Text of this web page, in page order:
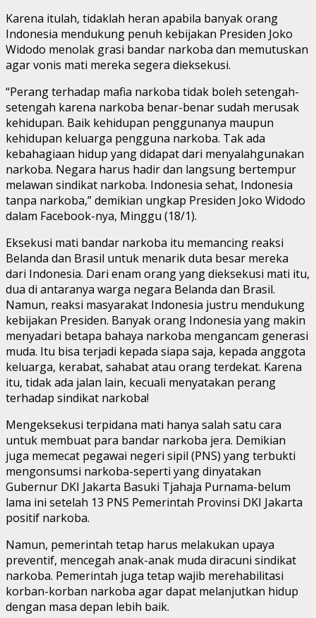
Karena itulah, tidaklah heran apabila banyak orang
Indonesia mendukung penuh kebijakan Presiden Joko
Widodo menolak grasi bandar narkoba dan memutuskan
agar vonis mati mereka segera dieksekusi.
“Perang terhadap mafia narkoba tidak boleh setengah-
setengah karena narkoba benar-benar sudah merusak
kehidupan. Baik kehidupan penggunanya maupun
kehidupan keluarga pengguna narkoba. Tak ada
kebahagiaan hidup yang didapat dari menyalahgunakan
narkoba. Negara harus hadir dan langsung bertempur
melawan sindikat narkoba. Indonesia sehat, Indonesia
tanpa narkoba,” demikian ungkap Presiden Joko Widodo
dalam Facebook-nya, Minggu (18/1).
Eksekusi mati bandar narkoba itu memancing reaksi
Belanda dan Brasil untuk menarik duta besar mereka
dari Indonesia. Dari enam orang yang dieksekusi mati itu,
dua di antaranya warga negara Belanda dan Brasil.
Namun, reaksi masyarakat Indonesia justru mendukung
kebijakan Presiden. Banyak orang Indonesia yang makin
menyadari betapa bahaya narkoba mengancam generasi
muda. Itu bisa terjadi kepada siapa saja, kepada anggota
keluarga, kerabat, sahabat atau orang terdekat. Karena
itu, tidak ada jalan lain, kecuali menyatakan perang
terhadap sindikat narkoba!
Mengeksekusi terpidana mati hanya salah satu cara
untuk membuat para bandar narkoba jera. Demikian
juga memecat pegawai negeri sipil (PNS) yang terbukti
mengonsumsi narkoba-seperti yang dinyatakan
Gubernur DKI Jakarta Basuki Tjahaja Purnama-belum
lama ini setelah 13 PNS Pemerintah Provinsi DKI Jakarta
positif narkoba.
Namun, pemerintah tetap harus melakukan upaya
preventif, mencegah anak-anak muda diracuni sindikat
narkoba. Pemerintah juga tetap wajib merehabilitasi
korban-korban narkoba agar dapat melanjutkan hidup
dengan masa depan lebih baik.